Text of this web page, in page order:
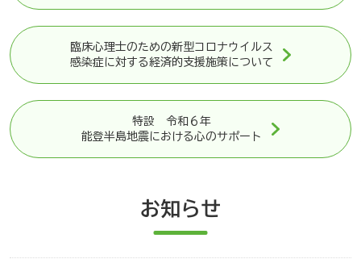
臨床心理士のための新型コロナウイルス
感染症に対する経済的支援施策について
特設 令和６年
能登半島地震における心のサポート
お知らせ